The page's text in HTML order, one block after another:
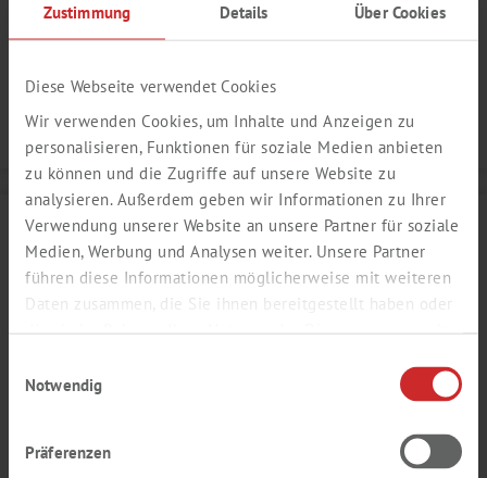
Zustimmung Details Über Cookies
Diese Webseite verwendet Cookies
Wir verwenden Cookies, um Inhalte und Anzeigen zu
personalisieren, Funktionen für soziale Medien anbieten
zu können und die Zugriffe auf unsere Website zu
analysieren. Außerdem geben wir Informationen zu Ihrer
Verwendung unserer Website an unsere Partner für soziale
Medien, Werbung und Analysen weiter. Unsere Partner
führen diese Informationen möglicherweise mit weiteren
Daten zusammen, die Sie ihnen bereitgestellt haben oder
die sie im Rahmen Ihrer Nutzung der Dienste gesammelt
Notwendig
Präferenzen
Produktnummer: